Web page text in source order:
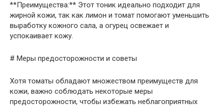
**Преимущества:** Этот тоник идеально подходит для
жирной кожи, так как лимон и томат помогают уменьшить
выработку кожного сала, а огурец освежает и
успокаивает кожу.
# Меры предосторожности и советы
Хотя томаты обладают множеством преимуществ для
кожи, важно соблюдать некоторые меры
предосторожности, чтобы избежать неблагоприятных